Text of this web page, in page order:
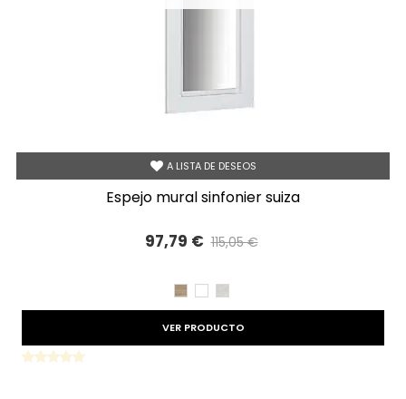
A LISTA DE DESEOS
espejo mural sinfonier suiza
97,79 € 115,05 €
CAMBRIAN
BLANCO
VER PRODUCTO